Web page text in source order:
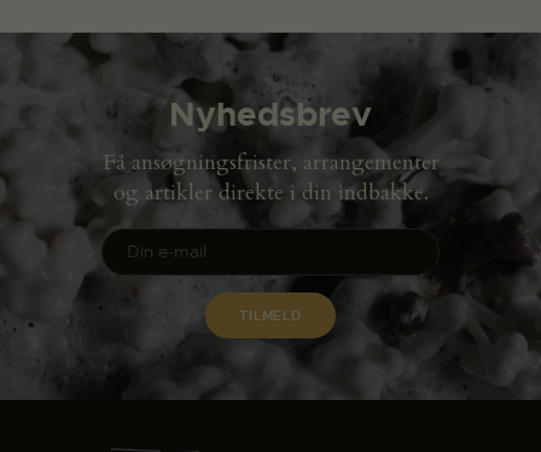
Nyhedsbrev
Få ansøgningsfrister, arrangementer
og artikler direkte i din indbakke.